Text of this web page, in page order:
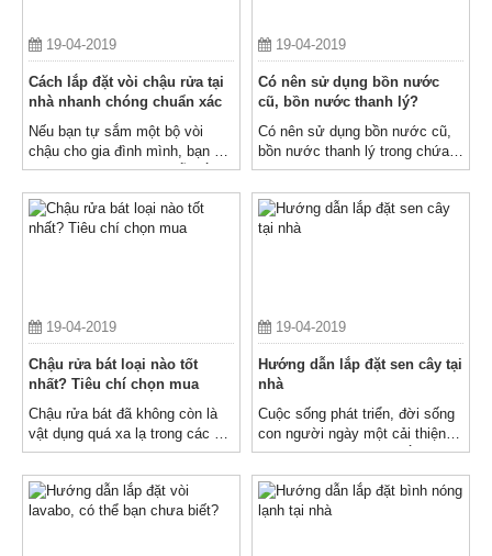
19-04-2019
Cách lắp đặt vòi chậu rửa tại
nhà nhanh chóng chuẩn xác
Nếu bạn tự sắm một bộ vòi
chậu cho gia đình mình, bạn có
thể tham khảo hướng dẫn lắp
đặt vòi chậu rửa
19-04-2019
Có nên sử dụng bồn nước
cũ, bồn nước thanh lý?
Có nên sử dụng bồn nước cũ,
bồn nước thanh lý trong chứa
nước không? Kinh nghiệm lựa
chọn bồn nước cũ đáp ứng nhu
cầu sử dụng của gia đình
19-04-2019
Chậu rửa bát loại nào tốt
nhất? Tiêu chí chọn mua
Chậu rửa bát đã không còn là
vật dụng quá xa lạ trong các hộ
gia đình Việt Nam
19-04-2019
Hướng dẫn lắp đặt sen cây tại
nhà
Cuộc sống phát triển, đời sống
con người ngày một cải thiện,
việc sử dụng sen cây tắm đã
không còn quá đỗi xa lạ trong
mỗi gia đình, mỗi căn hộ